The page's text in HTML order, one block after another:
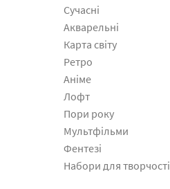
Сучасні
Акварельні
Карта світу
Ретро
Аніме
Лофт
Пори року
Мультфільми
Фентезі
Набори для творчості